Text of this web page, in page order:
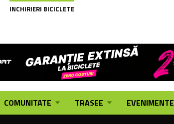
INCHIRIERI BICICLETE
COMUNITATE TRASEE EVENIMENTE